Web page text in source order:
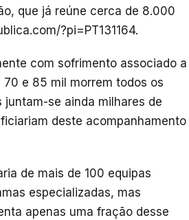
que já reúne cerca de 8.000
?pi=PT131164.
com sofrimento associado a
e 85 mil morrem todos os
se ainda milhares de
deste acompanhamento
de mais de 100 equipas
especializadas, mas
apenas uma fração desse